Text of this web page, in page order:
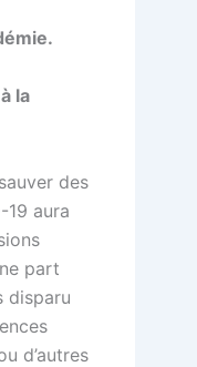
la
des
19 aura
part
disparu
d’autres